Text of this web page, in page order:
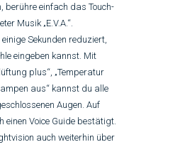
berühre einfach das Touch-
Musik „E.V.A.“.
Sekunden reduziert,
eingeben kannst. Mit
plus“, „Temperatur
aus“ kannst du alle
Augen. Auf
Voice Guide bestätigt.
auch weiterhin über